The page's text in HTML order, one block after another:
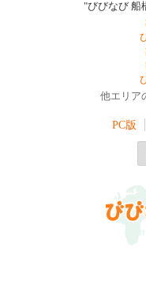
"びびなび 船
他エリア
PC版